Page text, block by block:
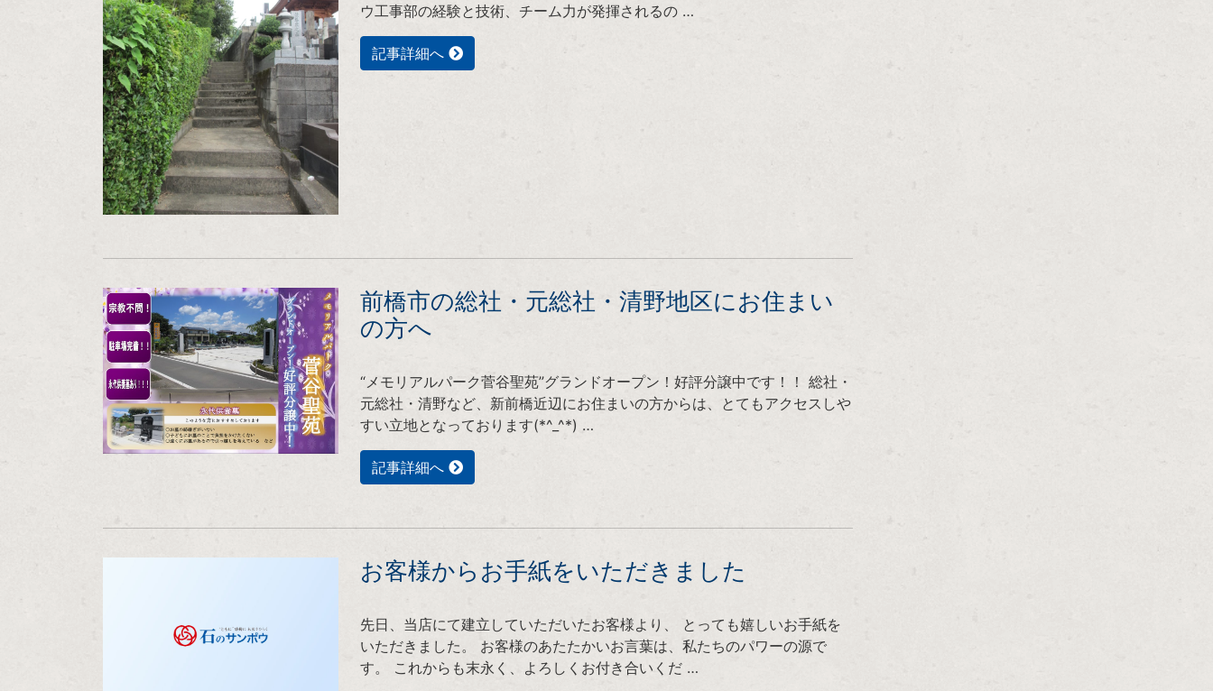
ウ工事部の経験と技術、チーム力が発揮されるの …
記事詳細へ
前橋市の総社・元総社・清野地区にお住まい
の方へ
“メモリアルパーク菅谷聖苑”グランドオープン！好評分譲中です！！ 総社・
元総社・清野など、新前橋近辺にお住まいの方からは、とてもアクセスしや
すい立地となっております(*^_^*) …
記事詳細へ
お客様からお手紙をいただきました
先日、当店にて建立していただいたお客様より、 とっても嬉しいお手紙を
いただきました。 お客様のあたたかいお言葉は、私たちのパワーの源で
す。 これからも末永く、よろしくお付き合いくだ …